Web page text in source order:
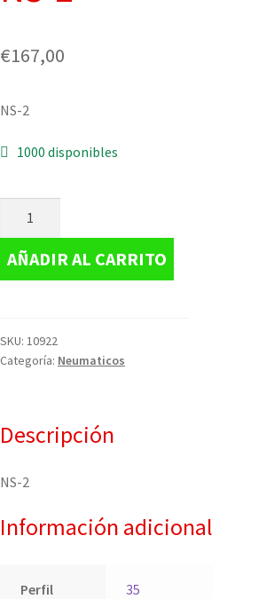
€167,00
NS-2
1000 disponibles
AÑADIR AL CARRITO
SKU: 10922
Categoría: Neumaticos
Descripción
NS-2
Información adicional
Perfil 35